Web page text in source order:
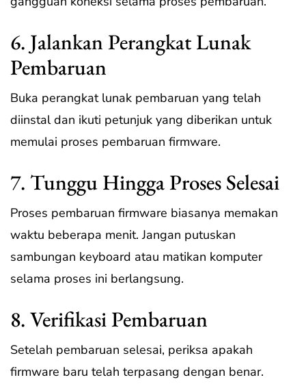
6. Jalankan Perangkat Lunak
Pembaruan
Buka perangkat lunak pembaruan yang telah
diinstal dan ikuti petunjuk yang diberikan untuk
memulai proses pembaruan firmware.
7. Tunggu Hingga Proses Selesai
Proses pembaruan firmware biasanya memakan
waktu beberapa menit. Jangan putuskan
sambungan keyboard atau matikan komputer
selama proses ini berlangsung.
8. Verifikasi Pembaruan
Setelah pembaruan selesai, periksa apakah
firmware baru telah terpasang dengan benar.